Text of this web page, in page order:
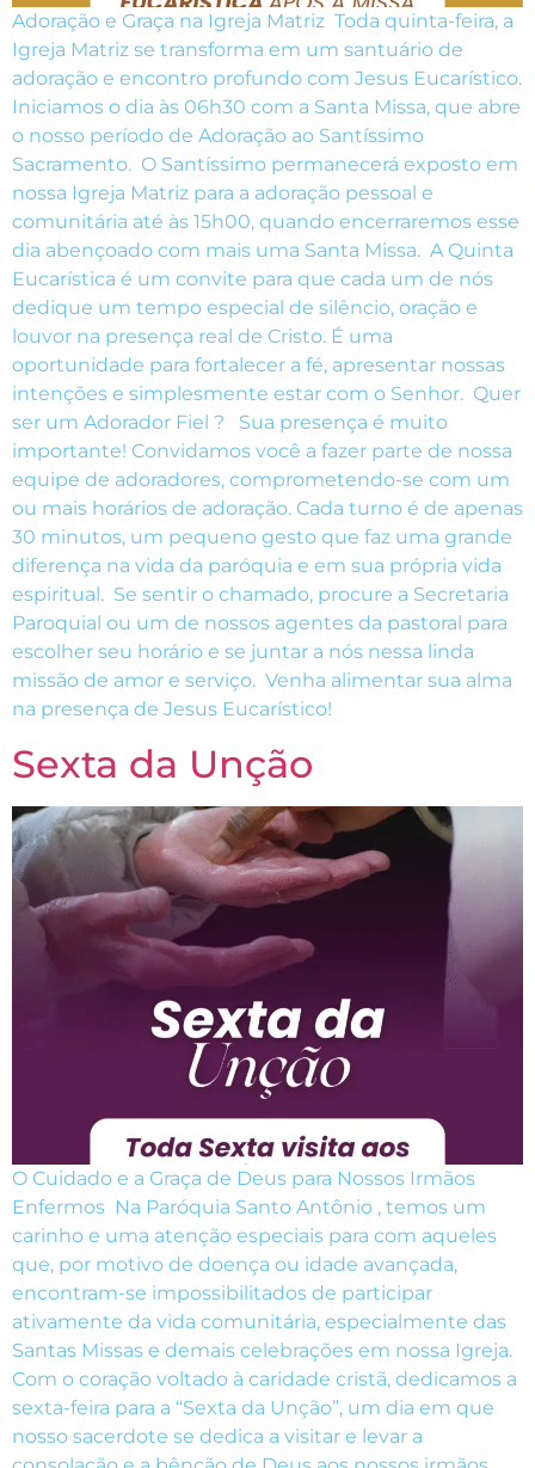
Adoração e Graça na Igreja Matriz Toda quinta-feira, a
Igreja Matriz se transforma em um santuário de
adoração e encontro profundo com Jesus Eucarístico.
Iniciamos o dia às 06h30 com a Santa Missa, que abre
o nosso período de Adoração ao Santíssimo
Sacramento. O Santíssimo permanecerá exposto em
nossa Igreja Matriz para a adoração pessoal e
comunitária até às 15h00, quando encerraremos esse
dia abençoado com mais uma Santa Missa. A Quinta
Eucarística é um convite para que cada um de nós
dedique um tempo especial de silêncio, oração e
louvor na presença real de Cristo. É uma
oportunidade para fortalecer a fé, apresentar nossas
intenções e simplesmente estar com o Senhor. Quer
ser um Adorador Fiel ? Sua presença é muito
importante! Convidamos você a fazer parte de nossa
equipe de adoradores, comprometendo-se com um
ou mais horários de adoração. Cada turno é de apenas
30 minutos, um pequeno gesto que faz uma grande
diferença na vida da paróquia e em sua própria vida
espiritual. Se sentir o chamado, procure a Secretaria
Paroquial ou um de nossos agentes da pastoral para
escolher seu horário e se juntar a nós nessa linda
missão de amor e serviço. Venha alimentar sua alma
na presença de Jesus Eucarístico!
Sexta da Unção
O Cuidado e a Graça de Deus para Nossos Irmãos
Enfermos Na Paróquia Santo Antônio , temos um
carinho e uma atenção especiais para com aqueles
que, por motivo de doença ou idade avançada,
encontram-se impossibilitados de participar
ativamente da vida comunitária, especialmente das
Santas Missas e demais celebrações em nossa Igreja.
Com o coração voltado à caridade cristã, dedicamos a
sexta-feira para a “Sexta da Unção”, um dia em que
nosso sacerdote se dedica a visitar e levar a